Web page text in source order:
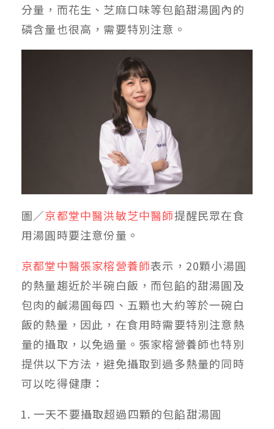
分量，而花生、芝麻口味等包餡甜湯圓內的
磷含量也很高，需要特別注意。
圖／京都堂中醫洪敏芝中醫師提醒民眾在食
用湯圓時要注意份量。
京都堂中醫張家榕營養師表示， 20顆小湯圓
的熱量趨近於半碗白飯，而包餡的甜湯圓及
包肉的鹹湯圓每四、五顆也大約等於一碗白
飯的熱量，因此，在食用時需要特別注意熱
量的攝取，以免過量。張家榕營養師也特別
提供以下方法，避免攝取到過多熱量的同時
可以吃得健康：
一天不要攝取超過四顆的包餡甜湯圓